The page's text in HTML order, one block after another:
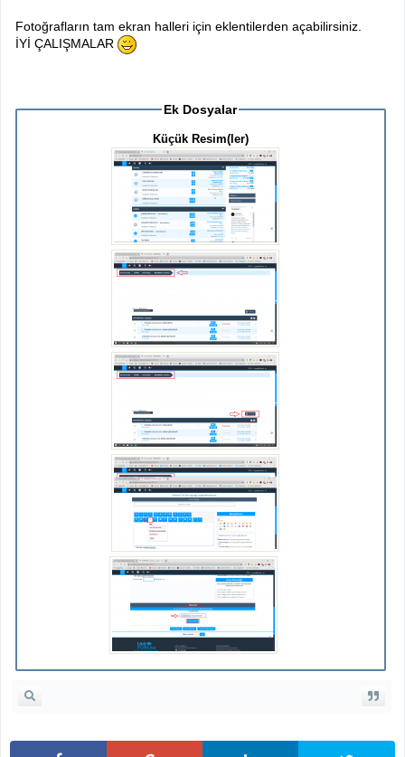
Fotoğrafların tam ekran halleri için eklentilerden açabilirsiniz.
İYİ ÇALIŞMALAR
Ek Dosyalar
Küçük Resim(ler)